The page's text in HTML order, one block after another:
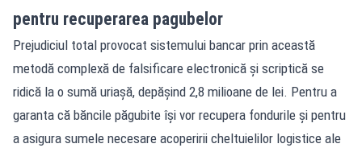
pentru recuperarea pagubelor
Prejudiciul total provocat sistemului bancar prin această
metodă complexă de falsificare electronică și scriptică se
ridică la o sumă uriașă, depășind 2,8 milioane de lei. Pentru a
garanta că băncile păgubite își vor recupera fondurile și pentru
a asigura sumele necesare acoperirii cheltuielilor logistice ale